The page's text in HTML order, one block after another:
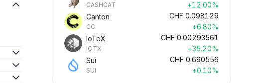
CASHCAT
+12.00%
Canton
CC
CHF 0.098129
+6.80%
IoTeX
IOTX
CHF 0.00293561
+35.20%
Sui
SUI
CHF 0.690556
+0.10%